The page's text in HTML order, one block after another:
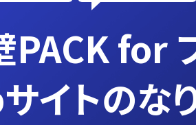
PACK for
イトのな